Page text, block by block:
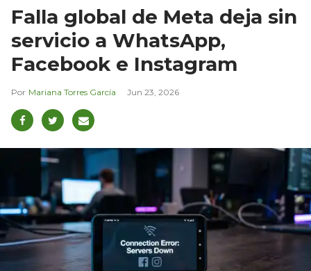
Falla global de Meta deja sin
servicio a WhatsApp,
Facebook e Instagram
Mariana Torres García Jun 23, 2026